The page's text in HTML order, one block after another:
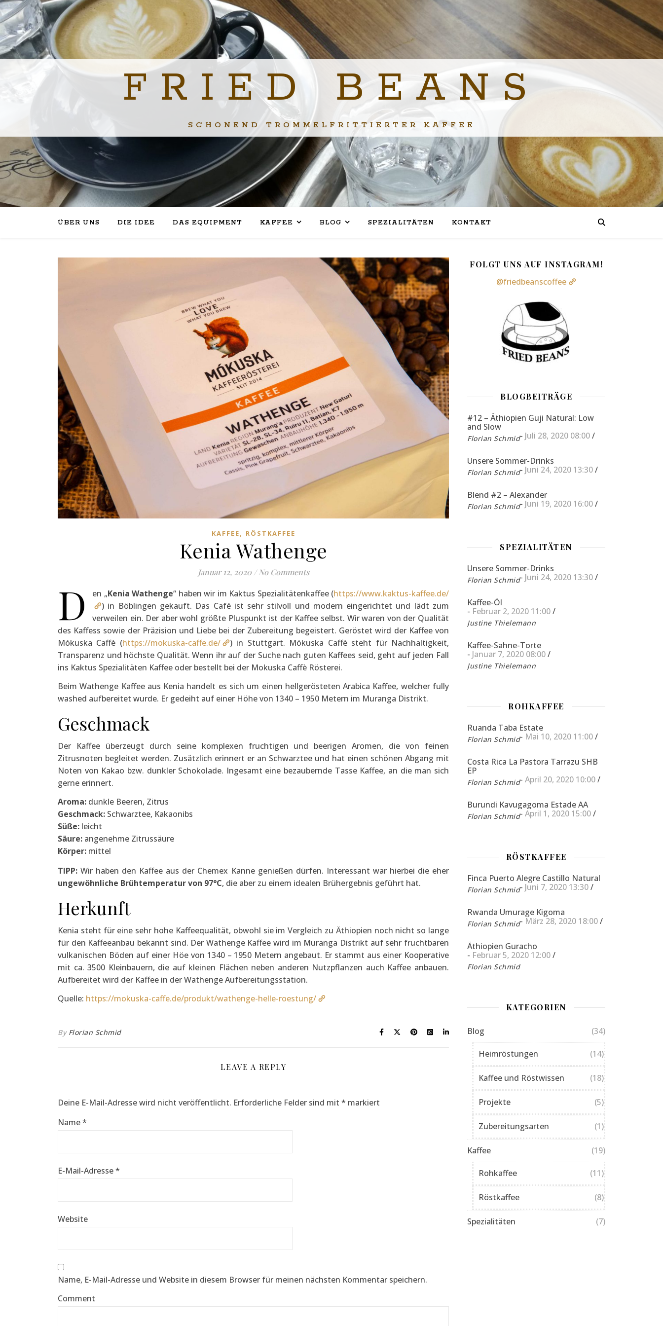
FRIED BEANS
SCHONEND TROMMELFRITTIERTER KAFFEE
ÜBER UNS DIE IDEE DAS EQUIPMENT KAFFEE BLOG SPEZIALITÄTEN KONTAKT
KAFFEE, RÖSTKAFFEE
Kenia Wathenge
Januar 12, 2020 / No Comments
D en „Kenia Wathenge“ haben wir im Kaktus Spezialitätenkaffee (https://www.kaktus-kaffee.de/
) in Böblingen gekauft. Das Café ist sehr stilvoll und modern eingerichtet und lädt zum
verweilen ein. Der aber wohl größte Pluspunkt ist der Kaffee selbst. Wir waren von der Qualität
des Kaffess sowie der Präzision und Liebe bei der Zubereitung begeistert. Geröstet wird der Kaffee von
Mókuska Caffè (https://mokuska-caffe.de/
) in Stuttgart. Mókuska Caffè steht für Nachhaltigkeit,
Transparenz und höchste Qualität. Wenn ihr auf der Suche nach guten Kaffees seid, geht auf jeden Fall
ins Kaktus Spezialitäten Kaffee oder bestellt bei der Mokuska Caffè Rösterei.
Beim Wathenge Kaffee aus Kenia handelt es sich um einen hellgerösteten Arabica Kaffee, welcher fully
washed aufbereitet wurde. Er gedeiht auf einer Höhe von 1340 – 1950 Metern im Muranga Distrikt.
Geschmack
Der Kaffee überzeugt durch seine komplexen fruchtigen und beerigen Aromen, die von feinen
Zitrusnoten begleitet werden. Zusätzlich erinnert er an Schwarztee und hat einen schönen Abgang mit
Noten von Kakao bzw. dunkler Schokolade. Ingesamt eine bezaubernde Tasse Kaffee, an die man sich
gerne erinnert.
Aroma: dunkle Beeren, Zitrus
Geschmack: Schwarztee, Kakaonibs
Süße: leicht
Säure: angenehme Zitrussäure
Körper: mittel
TIPP: Wir haben den Kaffee aus der Chemex Kanne genießen dürfen. Interessant war hierbei die eher
ungewöhnliche Brühtemperatur von 97°C, die aber zu einem idealen Brühergebnis geführt hat.
Herkunft
Kenia steht für eine sehr hohe Kaffeequalität, obwohl sie im Vergleich zu Äthiopien noch nicht so lange
für den Kaffeeanbau bekannt sind. Der Wathenge Kaffee wird im Muranga Distrikt auf sehr fruchtbaren
vulkanischen Böden auf einer Höe von 1340 – 1950 Metern angebaut. Er stammt aus einer Kooperative
mit ca. 3500 Kleinbauern, die auf kleinen Flächen neben anderen Nutzpflanzen auch Kaffee anbauen.
Aufbereitet wird der Kaffee in der Wathenge Aufbereitungsstation.
Quelle: https://mokuska-caffe.de/produkt/wathenge-helle-roestung/
By Florian Schmid
LEAVE A REPLY
Deine E-Mail-Adresse wird nicht veröffentlicht. Erforderliche Felder sind mit * markiert
Name*
E-Mail-Adresse*
Website
Name, E-Mail-Adresse und Website in diesem Browser für meinen nächsten Kommentar speichern.
Comment
FOLGT UNS AUF INSTAGRAM!
@friedbeanscoffee
BLOGBEITRÄGE
#12 – Äthiopien Guji Natural: Low
and Slow
- Juli 28, 2020 08:00/
Florian Schmid
Unsere Sommer-Drinks
- Juni 24, 2020 13:30/
Florian Schmid
Blend #2 – Alexander
- Juni 19, 2020 16:00/
Florian Schmid
SPEZIALITÄTEN
Unsere Sommer-Drinks
- Juni 24, 2020 13:30/
Florian Schmid
Kaffee-Öl
- Februar 2, 2020 11:00/
Justine Thielemann
Kaffee-Sahne-Torte
- Januar 7, 2020 08:00/
Justine Thielemann
ROHKAFFEE
Ruanda Taba Estate
- Mai 10, 2020 11:00/
Florian Schmid
Costa Rica La Pastora Tarrazu SHB
EP
- April 20, 2020 10:00/
Florian Schmid
Burundi Kavugagoma Estade AA
- April 1, 2020 15:00/
Florian Schmid
RÖSTKAFFEE
Finca Puerto Alegre Castillo Natural
- Juni 7, 2020 13:30/
Florian Schmid
Rwanda Umurage Kigoma
- März 28, 2020 18:00/
Florian Schmid
Äthiopien Guracho
- Februar 5, 2020 12:00/
Florian Schmid
KATEGORIEN
Blog (34)
Heimröstungen (14)
Kaffee und Röstwissen (18)
Projekte (5)
Zubereitungsarten (1)
Kaffee (19)
Rohkaffee (11)
Röstkaffee (8)
Spezialitäten (7)